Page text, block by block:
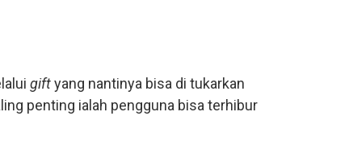
giftyang nantinya bisa di tukarkan
penting ialah pengguna bisa terhibur